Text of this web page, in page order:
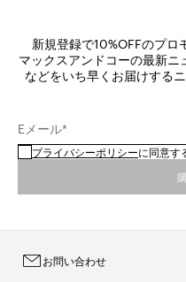
新規登録で10%OFFのプロ
マックスアンドコーの最新
などをいち早くお届けする
Eメール*
プライバシーポリシーに同意す
お問い合わせ